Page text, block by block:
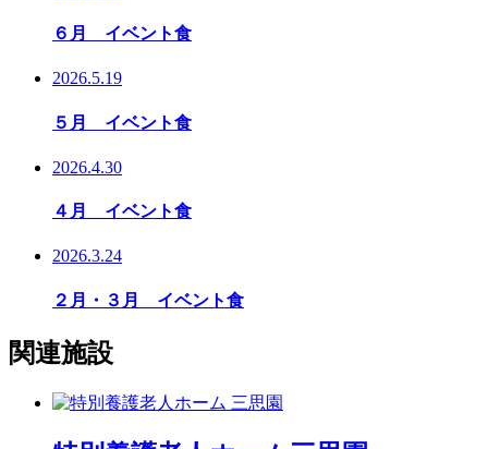
６月 イベント食
2026.5.19
５月 イベント食
2026.4.30
４月 イベント食
2026.3.24
２月・３月 イベント食
関連施設